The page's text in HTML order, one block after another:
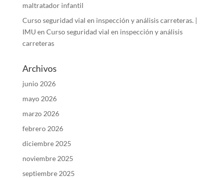
maltratador infantil
Curso seguridad vial en inspección y análisis carreteras. |
IMU en Curso seguridad vial en inspección y análisis
carreteras
Archivos
junio 2026
mayo 2026
marzo 2026
febrero 2026
diciembre 2025
noviembre 2025
septiembre 2025